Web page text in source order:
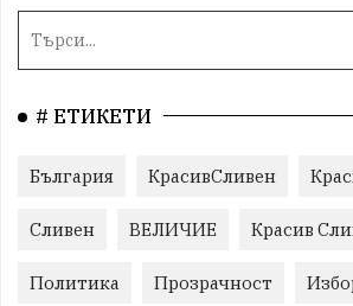
# ЕТИКЕТИ
България КрасивСливен
Сливен ВЕЛИЧИЕ Красив
Политика Прозрачност